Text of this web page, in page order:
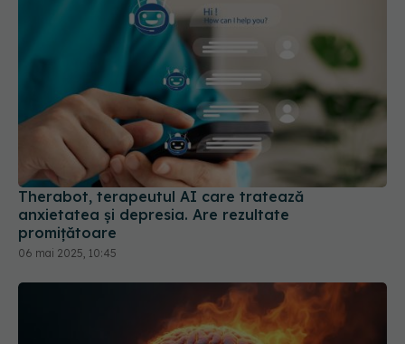
Therabot, terapeutul AI care tratează
anxietatea și depresia. Are rezultate
promițătoare
06 mai 2025, 10:45